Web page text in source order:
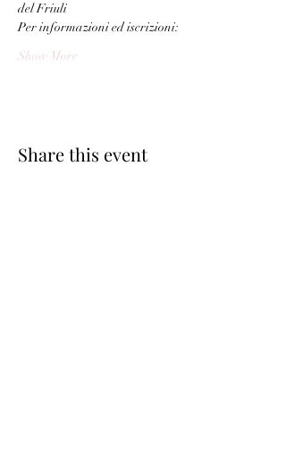
del Friuli
Per informazioni ed iscrizioni:
Show More
Share this event